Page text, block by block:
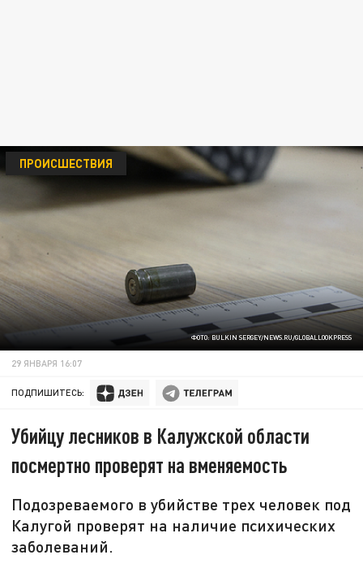
ФОТО: BULKIN SERGEY/NEWS.RU/GLOBALLOOKPRESS
ПРОИСШЕСТВИЯ
29 ЯНВАРЯ 16:07
ПОДПИШИТЕСЬ:
Убийцу лесников в Калужской области
посмертно проверят на вменяемость
Подозреваемого в убийстве трех человек под
Калугой проверят на наличие психических
заболеваний.